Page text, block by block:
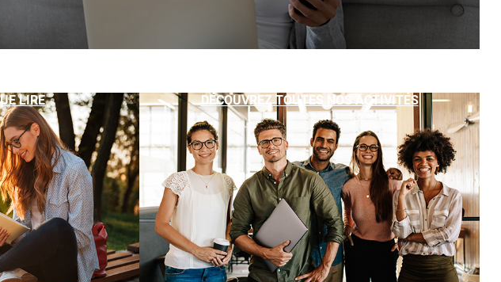
LIRE DÉCOUVREZ TOUTES NOS ACTIVITÉS